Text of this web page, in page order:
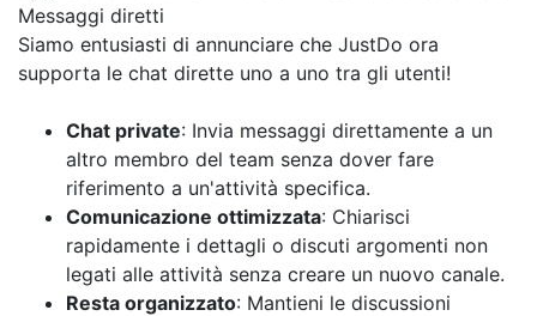
Messaggi diretti
Siamo entusiasti di annunciare che JustDo ora
supporta le chat dirette uno a uno tra gli utenti!
Chat private: Invia messaggi direttamente a un
altro membro del team senza dover fare
riferimento a un'attività specifica.
Comunicazione ottimizzata: Chiarisci
rapidamente i dettagli o discuti argomenti non
legati alle attività senza creare un nuovo canale.
Resta organizzato: Mantieni le discussioni